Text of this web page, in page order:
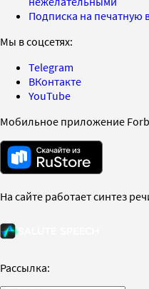
Подписка на печатную
Мы в соцсетях:
Telegram
ВКонтакте
YouTube
Мобильное приложение
На сайте работает синтез
Рассылка: